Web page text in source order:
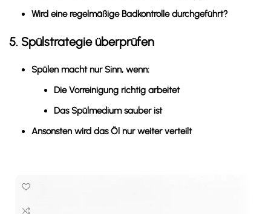
Wird eine regelmäßige Badkontrolle durchgeführt?
5. Spülstrategie überprüfen
Spülen macht nur Sinn, wenn:
Die Vorreinigung richtig arbeitet
Das Spülmedium sauber ist
Ansonsten wird das Öl nur weiter verteilt